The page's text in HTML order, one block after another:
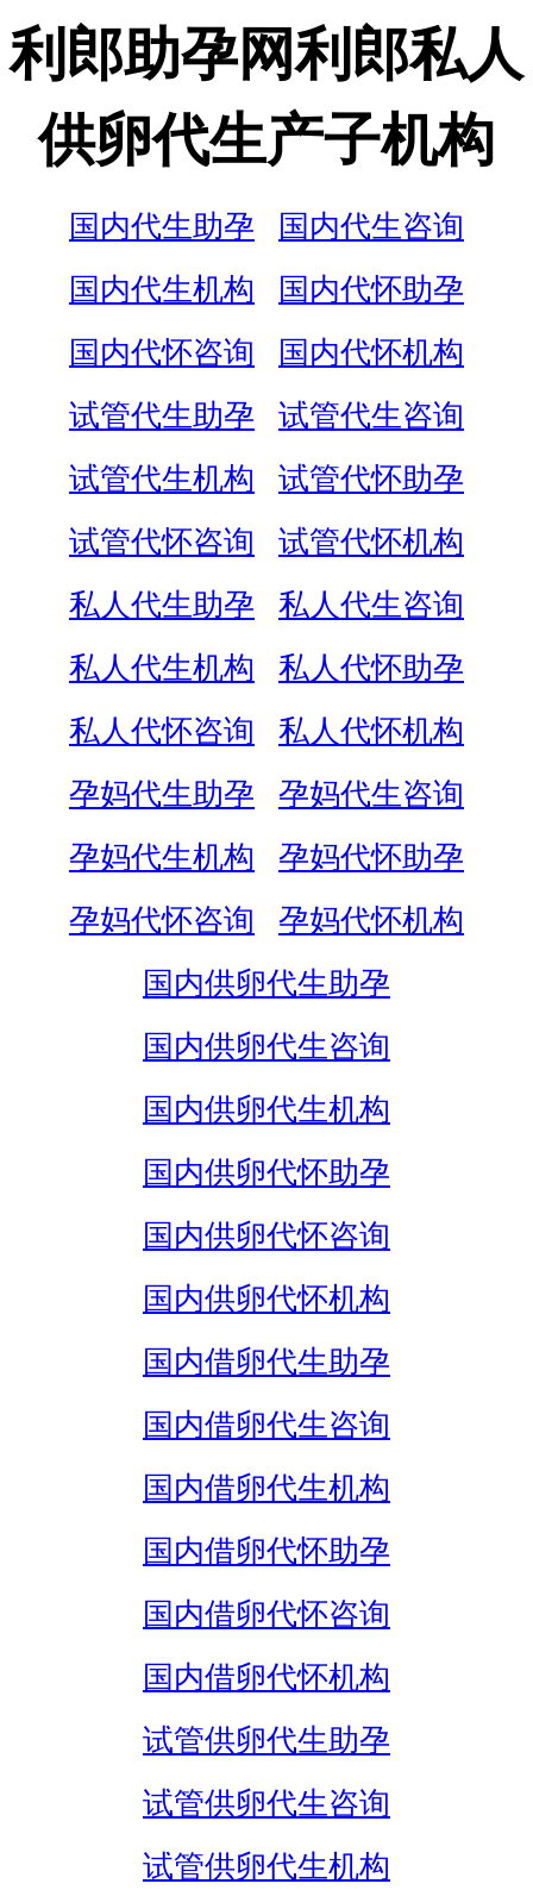
利郎助孕网利郎私人
供卵代生产子机构
国内代生助孕
国内代生咨询
国内代生机构
国内代怀助孕
国内代怀咨询
国内代怀机构
试管代生助孕
试管代生咨询
试管代生机构
试管代怀助孕
试管代怀咨询
试管代怀机构
私人代生助孕
私人代生咨询
私人代生机构
私人代怀助孕
私人代怀咨询
私人代怀机构
孕妈代生助孕
孕妈代生咨询
孕妈代生机构
孕妈代怀助孕
孕妈代怀咨询
孕妈代怀机构
国内供卵代生助孕
国内供卵代生咨询
国内供卵代生机构
国内供卵代怀助孕
国内供卵代怀咨询
国内供卵代怀机构
国内借卵代生助孕
国内借卵代生咨询
国内借卵代生机构
国内借卵代怀助孕
国内借卵代怀咨询
国内借卵代怀机构
试管供卵代生助孕
试管供卵代生咨询
试管供卵代生机构